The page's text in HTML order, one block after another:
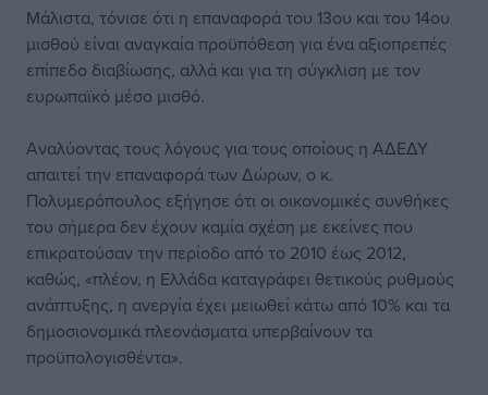
Μάλιστα, τόνισε ότι η επαναφορά του 13ου και του 14ου
μισθού είναι αναγκαία προϋπόθεση για ένα αξιοπρεπές
επίπεδο διαβίωσης, αλλά και για τη σύγκλιση με τον
ευρωπαϊκό μέσο μισθό.
Αναλύοντας τους λόγους για τους οποίους η ΑΔΕΔΥ
απαιτεί την επαναφορά των Δώρων, ο κ.
Πολυμερόπουλος εξήγησε ότι οι οικονομικές συνθήκες
του σήμερα δεν έχουν καμία σχέση με εκείνες που
επικρατούσαν την περίοδο από το 2010 έως 2012,
καθώς, «πλέον, η Ελλάδα καταγράφει θετικούς ρυθμούς
ανάπτυξης, η ανεργία έχει μειωθεί κάτω από 10% και τα
δημοσιονομικά πλεονάσματα υπερβαίνουν τα
προϋπολογισθέντα».